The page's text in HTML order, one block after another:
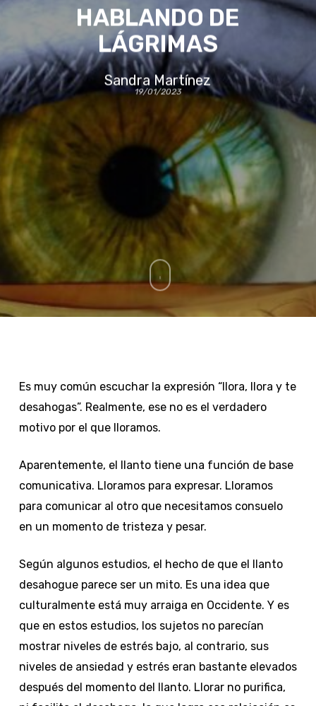
HABLANDO DE
LÁGRIMAS
Sandra Martínez
19/01/2023
Es muy común escuchar la expresión “llora, llora y te
desahogas”. Realmente, ese no es el verdadero
motivo por el que lloramos.
Aparentemente, el llanto tiene una función de base
comunicativa. Lloramos para expresar. Lloramos
para comunicar al otro que necesitamos consuelo
en un momento de tristeza y pesar.
Según algunos estudios, el hecho de que el llanto
desahogue parece ser un mito. Es una idea que
culturalmente está muy arraiga en Occidente. Y es
que en estos estudios, los sujetos no parecían
mostrar niveles de estrés bajo, al contrario, sus
niveles de ansiedad y estrés eran bastante elevados
después del momento del llanto. Llorar no purifica,